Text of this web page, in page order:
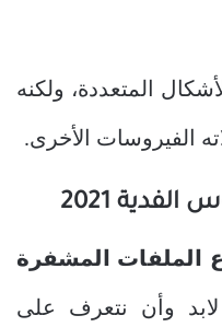
المتعددة، ولكنه
الفيروسات الأخرى.
2021
الملفات المشفرة
وأن نتعرف على